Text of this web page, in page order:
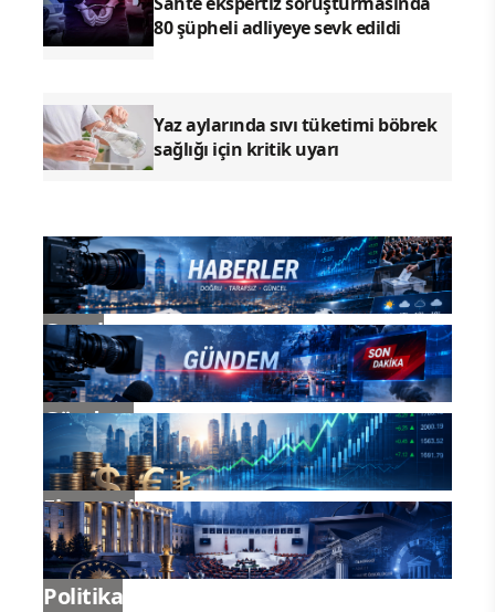
En Çok Okunan Haberler
yıla kadar hapis istemi
Sahte ekspertiz soruşturmasında
80 şüpheli adliyeye sevk edildi
Yaz aylarında sıvı tüketimi böbrek
sağlığı için kritik uyarı
Genel